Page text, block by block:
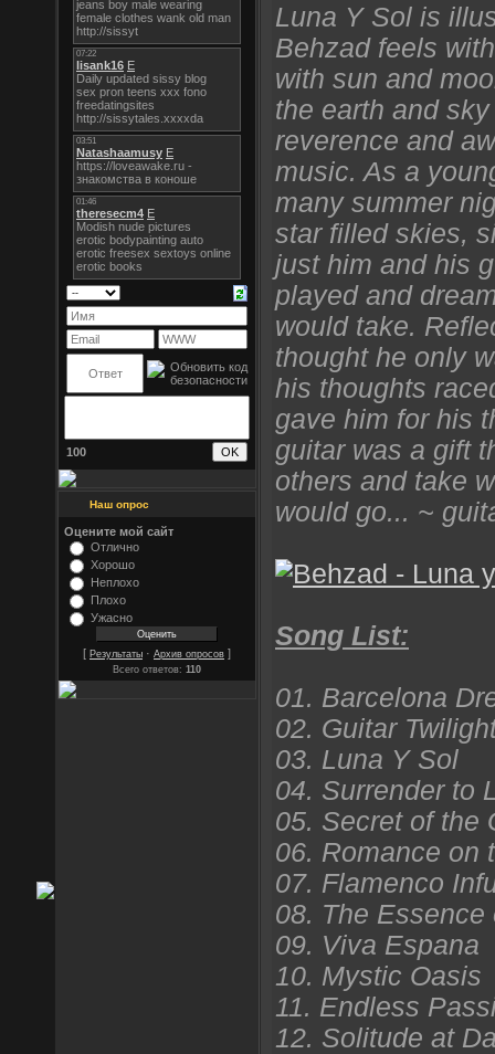
100
Наш опрос
Оцените мой сайт
Отлично
Хорошо
Неплохо
Плохо
Ужасно
[ Результаты · Архив опросов ]
Всего ответов: 110
Luna Y Sol is
Behzad feels
with sun and
the earth and
reverence and
music. As a
many summer
star filled skies,
just him and his
played and
would take.
thought he only
his thoughts
gave him for his
guitar was a gift
others and take
would go... ~
Song List:
01. Barcelona
02. Guitar
03. Luna Y Sol
04. Surrender to
05. Secret of the
06. Romance on
07. Flamenco
08. The Essence
09. Viva Espana
10. Mystic Oasis
11. Endless
12. Solitude at